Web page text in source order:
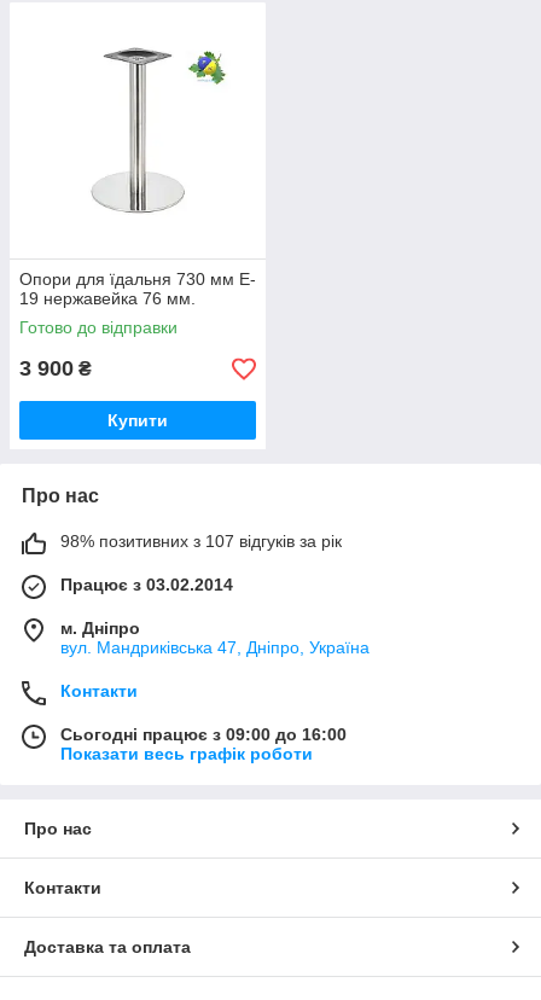
Опори для їдальня 730 мм E-
19 нержавейка 76 мм.
Готово до відправки
3 900 ₴
Купити
Про нас
98% позитивних з 107 відгуків за рік
Працює з 03.02.2014
м. Дніпро
вул. Мандриківська 47, Дніпро, Україна
Контакти
Сьогодні працює з 09:00 до 16:00
Показати весь графік роботи
Про нас
Контакти
Доставка та оплата